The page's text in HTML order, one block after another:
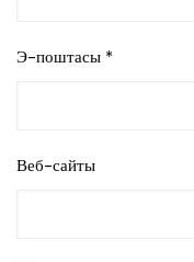
Э-поштасы *
Веб-сайты